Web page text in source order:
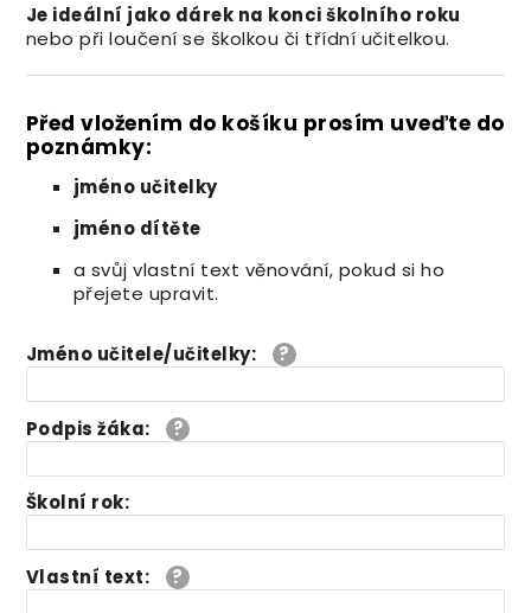
Je ideální jako dárek na konci školního roku
nebo při loučení se školkou či třídní učitelkou.
Před vložením do košíku prosím uveďte do
poznámky:
jméno učitelky
jméno dítěte
a svůj vlastní text věnování, pokud si ho
přejete upravit.
Jméno učitele/učitelky:
Podpis žáka:
Školní rok:
Vlastní text: